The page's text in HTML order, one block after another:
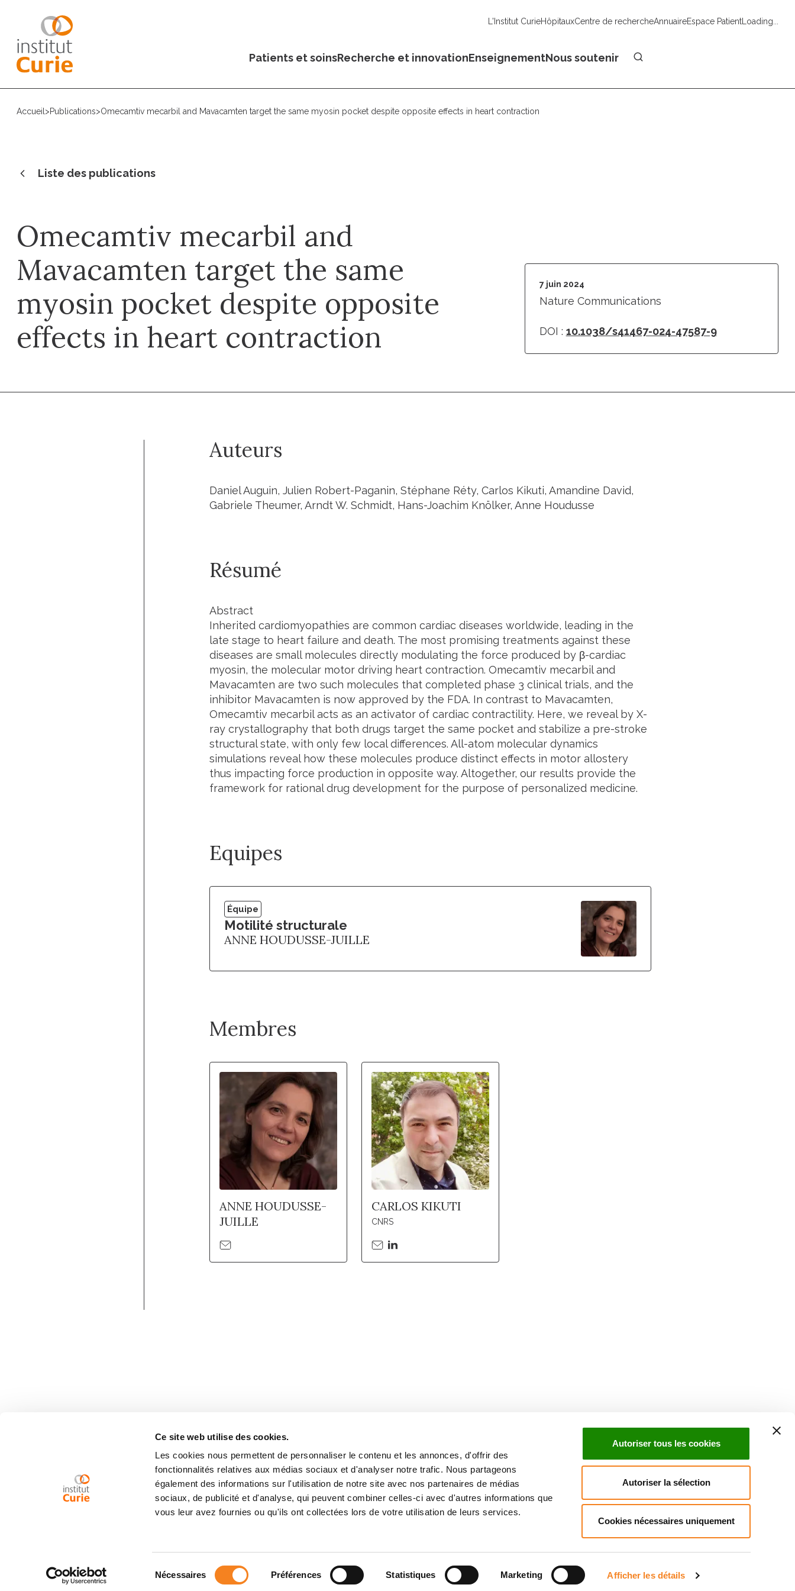
Ce site web utilise des cookies.
Les cookies nous permettent de personnaliser le contenu et les annonces, d'offrir des
fonctionnalités relatives aux médias sociaux et d'analyser notre trafic. Nous partageons
également des informations sur l'utilisation de notre site avec nos partenaires de médias
sociaux, de publicité et d'analyse, qui peuvent combiner celles-ci avec d'autres informations que
vous leur avez fournies ou qu'ils ont collectées lors de votre utilisation de leurs services.
Nécessaires Préférences Statistiques Marketing Afficher les détails
Autoriser tous les cookies
Autoriser la sélection
Cookies nécessaires uniquement
L'Institut CurieHôpitauxCentre de rechercheAnnuaireEspace PatientLoading...
Patients et soinsRecherche et innovationEnseignementNous soutenir
Accueil >Publications>Omecamtiv mecarbil and Mavacamten target the same myosin pocket despite opposite effects in heart contraction
Liste des publications
Omecamtiv mecarbil and
Mavacamten target the same
myosin pocket despite opposite
effects in heart contraction
7 juin 2024
Nature Communications
DOI : 10.1038/s41467-024-47587-9
Auteurs
Daniel Auguin, Julien Robert-Paganin, Stéphane Réty, Carlos Kikuti, Amandine David,
Gabriele Theumer, Arndt W. Schmidt, Hans-Joachim Knölker, Anne Houdusse
Résumé
Abstract
Inherited cardiomyopathies are common cardiac diseases worldwide, leading in the
late stage to heart failure and death. The most promising treatments against these
diseases are small molecules directly modulating the force produced by β-cardiac
myosin, the molecular motor driving heart contraction. Omecamtiv mecarbil and
Mavacamten are two such molecules that completed phase 3 clinical trials, and the
inhibitor Mavacamten is now approved by the FDA. In contrast to Mavacamten,
Omecamtiv mecarbil acts as an activator of cardiac contractility. Here, we reveal by X-
ray crystallography that both drugs target the same pocket and stabilize a pre-stroke
structural state, with only few local differences. All-atom molecular dynamics
simulations reveal how these molecules produce distinct effects in motor allostery
thus impacting force production in opposite way. Altogether, our results provide the
framework for rational drug development for the purpose of personalized medicine.
Equipes
Équipe
Motilité structurale
ANNE HOUDUSSE-JUILLE
Membres
ANNE HOUDUSSE-
JUILLE
CARLOS KIKUTI
CNRS
Inscrivez-vous à la newsletter
ActualitésDroits du patient
Mentions légalesPolitique des données personnellesGestion des cookiesSignalement